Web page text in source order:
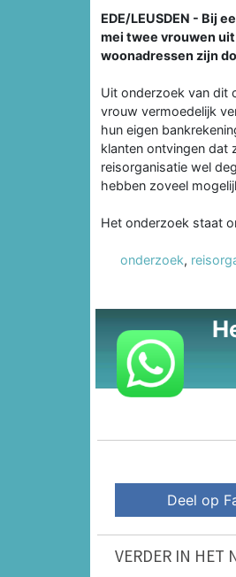
EDE/LEUSDEN - Bij
mei twee vrouwen
woonadressen zijn
Uit onderzoek van dit
vrouw vermoedelijk
hun eigen
klanten ontvingen dat
reisorganisatie wel
hebben zoveel
Het onderzoek staat
onderzoek,
Deel op
VERDER IN HET